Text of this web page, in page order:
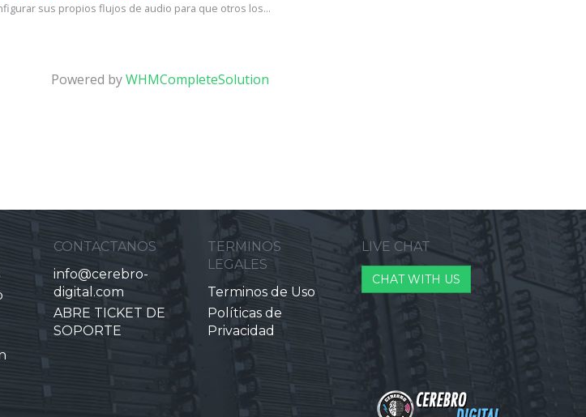
sus propios flujos de audio para que otros los...
Powered byWHMCompleteSolution
CONTACTANOS
info@cerebro-
digital.com
ABRE TICKET DE
SOPORTE
TERMINOS
LEGALES
Terminos de Uso
Políticas de
Privacidad
LIVE CHAT
CHAT WITH US